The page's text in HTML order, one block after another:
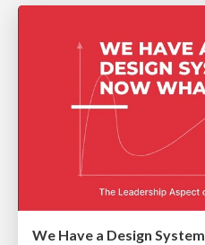
We Have a Design